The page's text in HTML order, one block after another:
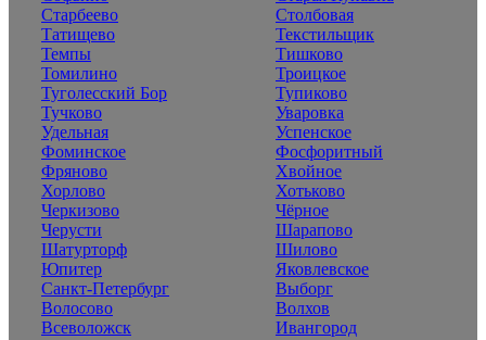
Старбеево
Столбовая
Татищево
Текстильщик
Темпы
Тишково
Томилино
Троицкое
Туголесский Бор
Тупиково
Тучково
Уваровка
Удельная
Успенское
Фоминское
Фосфоритный
Фряново
Хвойное
Хорлово
Хотьково
Черкизово
Чёрное
Черусти
Шарапово
Шатурторф
Шилово
Юпитер
Яковлевское
Санкт-Петербург
Выборг
Волосово
Волхов
Всеволожск
Ивангород